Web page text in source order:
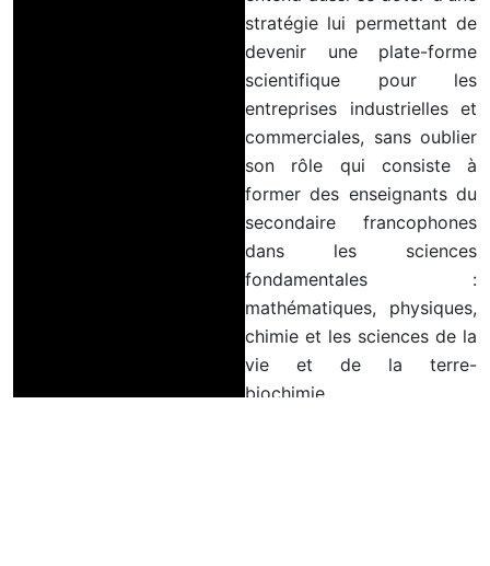
stratégie lui permettant de
devenir une plate-forme
scientifique pour les
entreprises industrielles et
commerciales, sans oublier
son rôle qui consiste à
former des enseignants du
secondaire francophones
dans les sciences
fondamentales :
mathématiques, physiques,
chimie et les sciences de la
vie et de la terre-
biochimie.